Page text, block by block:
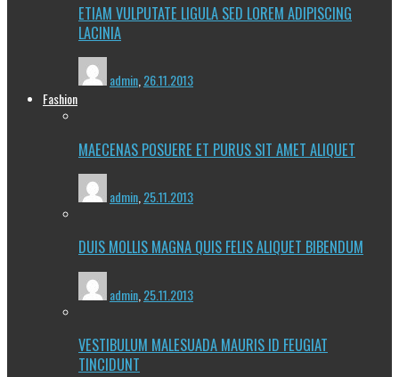
ETIAM VULPUTATE LIGULA SED LOREM ADIPISCING
LACINIA
admin 26.11.2013
Fashion
MAECENAS POSUERE ET PURUS SIT AMET ALIQUET
admin 25.11.2013
DUIS MOLLIS MAGNA QUIS FELIS ALIQUET BIBENDUM
admin 25.11.2013
VESTIBULUM MALESUADA MAURIS ID FEUGIAT
TINCIDUNT